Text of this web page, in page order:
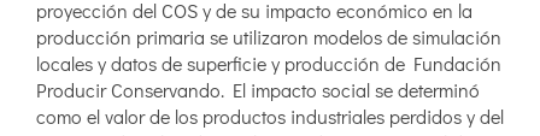
proyección del COS y de su impacto económico en la
producción primaria se utilizaron modelos de simulación
locales y datos de superficie y producción de Fundación
Producir Conservando. El impacto social se determinó
como el valor de los productos industriales perdidos y del